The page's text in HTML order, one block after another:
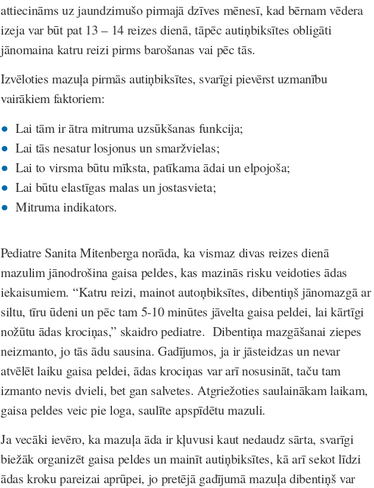
attiecināms uz jaundzimušo pirmajā dzīves mēnesī, kad bērnam vēdera
izeja var būt pat 13 – 14 reizes dienā, tāpēc autiņbiksītes obligāti
jānomaina katru reizi pirms barošanas vai pēc tās.
Izvēloties mazuļa pirmās autiņbiksītes, svarīgi pievērst uzmanību
vairākiem faktoriem:
Lai tām ir ātra mitruma uzsūkšanas funkcija;
Lai tās nesatur losjonus un smaržvielas;
Lai to virsma būtu mīksta, patīkama ādai un elpojoša;
Lai būtu elastīgas malas un jostasvieta;
Mitruma indikators.
Pediatre Sanita Mitenberga norāda, ka vismaz divas reizes dienā
mazulim jānodrošina gaisa peldes, kas mazinās risku veidoties ādas
iekaisumiem. “Katru reizi, mainot autoņbiksītes, dibentiņš jānomazgā ar
siltu, tīru ūdeni un pēc tam 5-10 minūtes jāvelta gaisa peldei, lai kārtīgi
nožūtu ādas krociņas,” skaidro pediatre. Dibentiņa mazgāšanai ziepes
neizmanto, jo tās ādu sausina. Gadījumos, ja ir jāsteidzas un nevar
atvēlēt laiku gaisa peldei, ādas krociņas var arī nosusināt, taču tam
izmanto nevis dvieli, bet gan salvetes. Atgriežoties saulainākam laikam,
gaisa peldes veic pie loga, saulīte apspīdētu mazuli.
Ja vecāki ievēro, ka mazuļa āda ir kļuvusi kaut nedaudz sārta, svarīgi
biežāk organizēt gaisa peldes un mainīt autiņbiksītes, kā arī sekot līdzi
ādas kroku pareizai aprūpei, jo pretējā gadījumā mazuļa dibentiņš var